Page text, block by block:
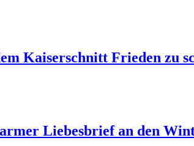
Kaiserschnitt Frieden zu
Liebesbrief an den